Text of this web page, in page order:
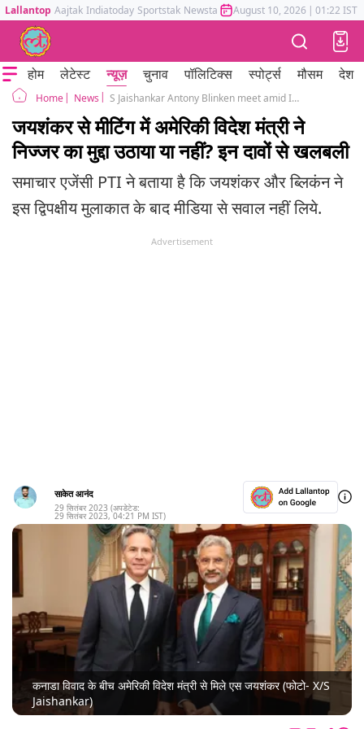
Lallantop Aajtak Indiatoday Sportstak Newstak Mumbai Tak Astrotak
August 10, 2026 | 01:22 IST
होम लेटेस्ट न्यूज़ चुनाव पॉलिटिक्स स्पोर्ट्स मौसम देश
Home News S Jaishankar Antony Blinken meet amid India Canada row US does not raise Nijjar issue
जयशंकर से मीटिंग में अमेरिकी विदेश मंत्री ने
निज्जर का मुद्दा उठाया या नहीं? इन दावों से खलबली
समाचार एजेंसी PTI ने बताया है कि जयशंकर और ब्लिकंन ने
इस द्विपक्षीय मुलाकात के बाद मीडिया से सवाल नहीं लिये.
Advertisement
साकेत आनंद
29 सितंबर 2023 (अपडेटेड:
29 सितंबर 2023, 04:21 PM IST)
कनाडा विवाद के बीच अमेरिकी विदेश मंत्री से मिले एस जयशंकर (फोटो- X/S
Jaishankar)